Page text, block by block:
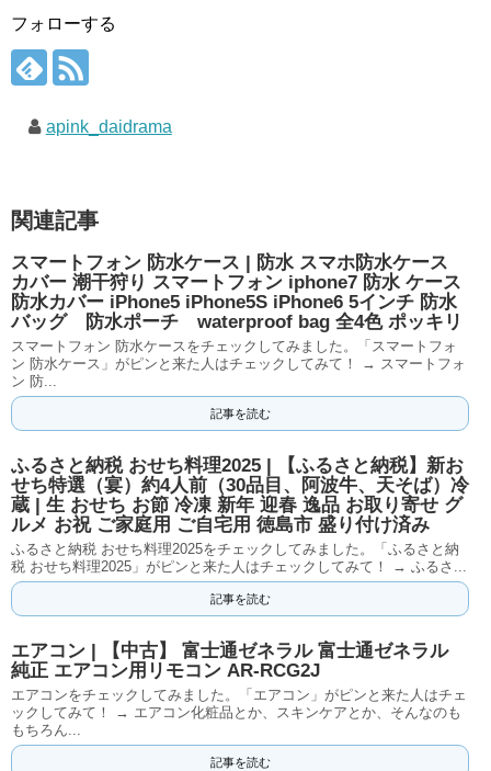
フォローする
apink_daidrama
関連記事
スマートフォン 防水ケース | 防水 スマホ防水ケース
カバー 潮干狩り スマートフォン iphone7 防水 ケース
防水カバー iPhone5 iPhone5S iPhone6 5インチ 防水
バッグ 防水ポーチ waterproof bag 全4色 ポッキリ
スマートフォン 防水ケースをチェックしてみました。「スマートフォ
ン 防水ケース」がピンと来た人はチェックしてみて！ → スマートフォ
ン 防...
記事を読む
ふるさと納税 おせち料理2025 | 【ふるさと納税】新お
せち特選（宴）約4人前（30品目、阿波牛、天そば）冷
蔵 | 生 おせち お節 冷凍 新年 迎春 逸品 お取り寄せ グ
ルメ お祝 ご家庭用 ご自宅用 徳島市 盛り付け済み
ふるさと納税 おせち料理2025をチェックしてみました。「ふるさと納
税 おせち料理2025」がピンと来た人はチェックしてみて！ → ふるさ...
記事を読む
エアコン | 【中古】 富士通ゼネラル 富士通ゼネラル
純正 エアコン用リモコン AR-RCG2J
エアコンをチェックしてみました。「エアコン」がピンと来た人はチェ
ックしてみて！ → エアコン化粧品とか、スキンケアとか、そんなのも
もちろん...
記事を読む